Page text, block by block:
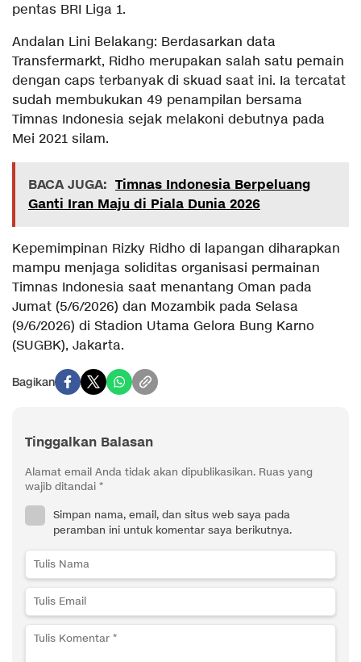
pentas BRI Liga 1.
Andalan Lini Belakang: Berdasarkan data
Transfermarkt, Ridho merupakan salah satu pemain
dengan caps terbanyak di skuad saat ini. Ia tercatat
sudah membukukan 49 penampilan bersama
Timnas Indonesia sejak melakoni debutnya pada
Mei 2021 silam.
BACA JUGA: Timnas Indonesia Berpeluang
Ganti Iran Maju di Piala Dunia 2026
Kepemimpinan Rizky Ridho di lapangan diharapkan
mampu menjaga soliditas organisasi permainan
Timnas Indonesia saat menantang Oman pada
Jumat (5/6/2026) dan Mozambik pada Selasa
(9/6/2026) di Stadion Utama Gelora Bung Karno
(SUGBK), Jakarta.
Bagikan
Tinggalkan Balasan
Alamat email Anda tidak akan dipublikasikan. Ruas yang
wajib ditandai *
Simpan nama, email, dan situs web saya pada
peramban ini untuk komentar saya berikutnya.